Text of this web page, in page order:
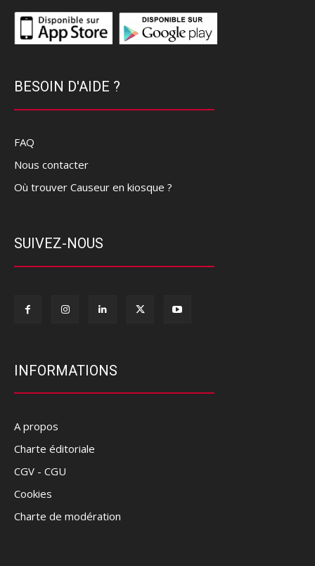
BESOIN D'AIDE ?
FAQ
Nous contacter
Où trouver Causeur en kiosque ?
SUIVEZ-NOUS
INFORMATIONS
A propos
Charte éditoriale
CGV - CGU
Cookies
Charte de modération